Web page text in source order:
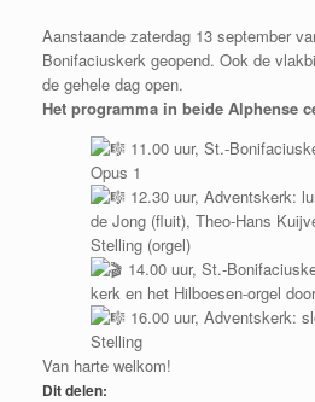
Aanstaande zaterdag 13 september
Bonifaciuskerk geopend. Ook de
de gehele dag open.
Het programma in beide Alphense
11.00 uur, St.-
Opus 1
12.30 uur, Adventskerk:
de Jong (fluit), Theo-Hans
Stelling (orgel)
14.00 uur, St.-
kerk en het Hilboesen-orgel
16.00 uur, Adventskerk:
Stelling
Van harte welkom!
Dit delen: